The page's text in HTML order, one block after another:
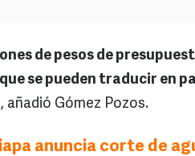
de pesos de
se pueden traducir en
, añadió Gómez Pozos.
anuncia corte de